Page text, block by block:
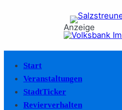
Anzeige
Start
Veranstaltungen
StadtTicker
Revierverhalten